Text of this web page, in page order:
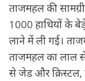
ताजमहल की
1000 हाथियों के
लाने में ली गई।
ताजमहल का लाल
से जेड और क्रिस्‍टल,